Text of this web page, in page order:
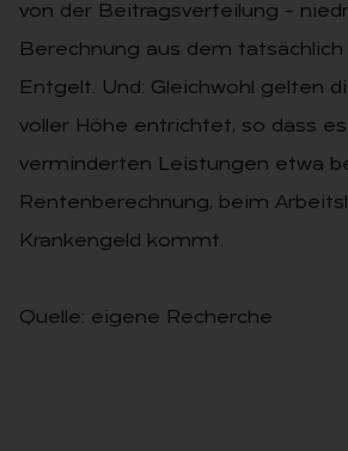
von der Beitragsverteilung –
Berechnung aus dem
Entgelt. Und: Gleichwohl gelten
voller Höhe entrichtet, so dass
verminderten Leistungen etwa
Rentenberechnung, beim
Krankengeld kommt.
Quelle: eigene Recherche